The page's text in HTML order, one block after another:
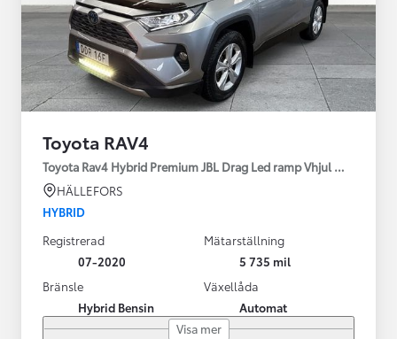
Toyota RAV4
Toyota Rav4 Hybrid Premium JBL Drag Led ramp Vhjul motorv
HÄLLEFORS
HYBRID
Registrerad
07-2020
Mätarställning
5 735 mil
Bränsle
Hybrid Bensin
Växellåda
Automat
Visa mer